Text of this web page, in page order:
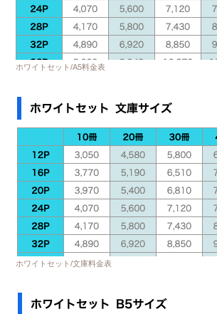
ホワイトセット/A5料金表
ホワイトセット/文庫料金表